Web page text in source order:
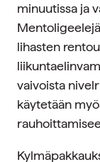
minuutissa ja
lihasten
vaivoista
käytetään